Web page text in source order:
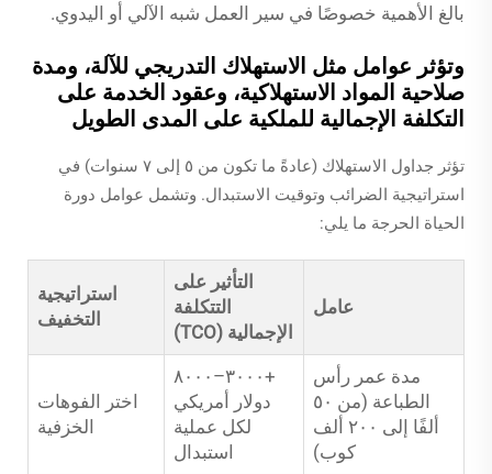
بالغ الأهمية خصوصًا في سير العمل شبه الآلي أو اليدوي.
وتؤثر عوامل مثل الاستهلاك التدريجي للآلة، ومدة
صلاحية المواد الاستهلاكية، وعقود الخدمة على
التكلفة الإجمالية للملكية على المدى الطويل
تؤثر جداول الاستهلاك (عادةً ما تكون من ٥ إلى ٧ سنوات) في
استراتيجية الضرائب وتوقيت الاستبدال. وتشمل عوامل دورة
الحياة الحرجة ما يلي:
عامل
التأثير على
التتكلفة
الإجمالية (TCO)
استراتيجية
التخفيف
مدة عمر رأس
الطباعة (من ٥٠
ألفًا إلى ٢٠٠ ألف
كوب)
+٣٠٠٠–٨٠٠٠
دولار أمريكي
لكل عملية
استبدال
اختر الفوهات
الخزفية